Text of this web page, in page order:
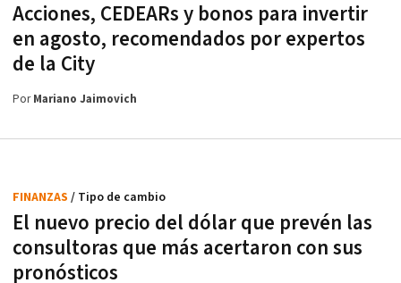
Acciones, CEDEARs y bonos para invertir
en agosto, recomendados por expertos
de la City
PorMariano Jaimovich
El nuevo precio del dólar que prevén las
consultoras que más acertaron con sus
pronósticos
FINANZAS / Tipo de cambio